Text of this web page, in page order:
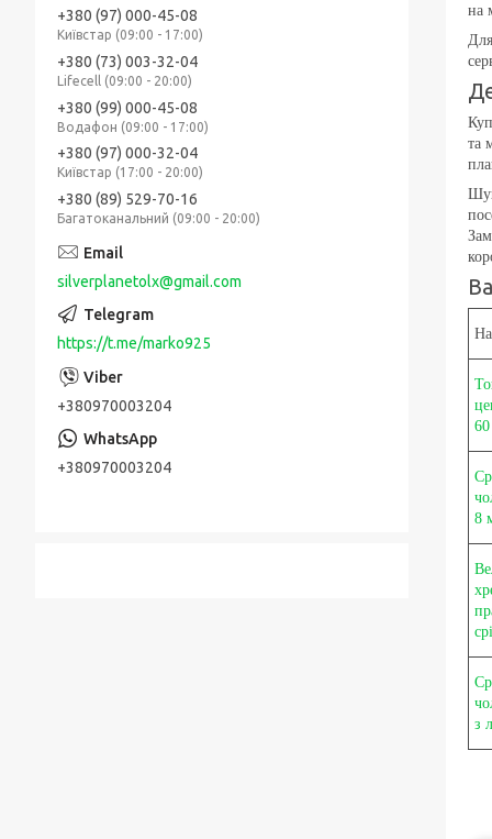
на
та
8
з
+380 (97) 000-45-08
Київстар (09:00 - 17:00)
+380 (73) 003-32-04
Lifecell (09:00 - 20:00)
+380 (99) 000-45-08
Водафон (09:00 - 17:00)
+380 (97) 000-32-04
Київстар (17:00 - 20:00)
+380 (89) 529-70-16
Багатоканальний (09:00 - 20:00)
silverplanetolx@gmail.com
https://t.me/marko925
+380970003204
+380970003204